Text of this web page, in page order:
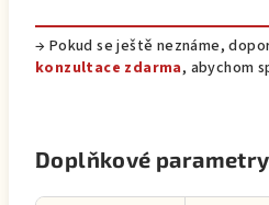
→ Pokud se ještě neznáme,
konzultace zdarma, abychom
Doplňkové parametry